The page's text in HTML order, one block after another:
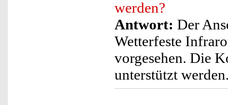
werden?
Antwort: Der
Wetterfeste
vorgesehen. Die
unterstützt